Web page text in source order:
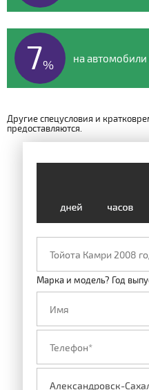
7% на
Другие спецусловия и
предоставляются.
Марка и модель? Год